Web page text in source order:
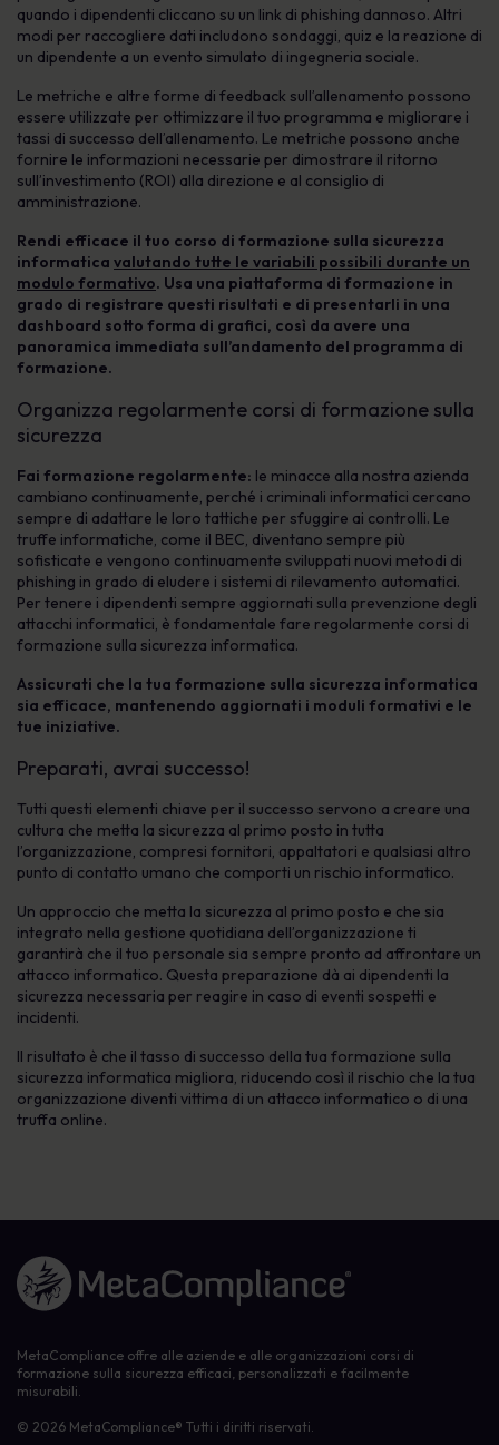
quando i dipendenti cliccano su un link di phishing dannoso. Altri
modi per raccogliere dati includono sondaggi, quiz e la reazione di
un dipendente a un evento simulato di ingegneria sociale.
Le metriche e altre forme di feedback sull’allenamento possono
essere utilizzate per ottimizzare il tuo programma e migliorare i
tassi di successo dell’allenamento. Le metriche possono anche
fornire le informazioni necessarie per dimostrare il ritorno
sull’investimento (ROI) alla direzione e al consiglio di
amministrazione.
Rendi efficace il tuo corso di formazione sulla sicurezza
informatica valutando tutte le variabili possibili durante un
modulo formativo. Usa una piattaforma di formazione in
grado di registrare questi risultati e di presentarli in una
dashboard sotto forma di grafici, così da avere una
panoramica immediata sull’andamento del programma di
formazione.
Organizza regolarmente corsi di formazione sulla
sicurezza
Fai formazione regolarmente: le minacce alla nostra azienda
cambiano continuamente, perché i criminali informatici cercano
sempre di adattare le loro tattiche per sfuggire ai controlli. Le
truffe informatiche, come il BEC, diventano sempre più
sofisticate e vengono continuamente sviluppati nuovi metodi di
phishing in grado di eludere i sistemi di rilevamento automatici.
Per tenere i dipendenti sempre aggiornati sulla prevenzione degli
attacchi informatici, è fondamentale fare regolarmente corsi di
formazione sulla sicurezza informatica.
Assicurati che la tua formazione sulla sicurezza informatica
sia efficace, mantenendo aggiornati i moduli formativi e le
tue iniziative.
Preparati, avrai successo!
Tutti questi elementi chiave per il successo servono a creare una
cultura che metta la sicurezza al primo posto in tutta
l’organizzazione, compresi fornitori, appaltatori e qualsiasi altro
punto di contatto umano che comporti un rischio informatico.
Un approccio che metta la sicurezza al primo posto e che sia
integrato nella gestione quotidiana dell’organizzazione ti
garantirà che il tuo personale sia sempre pronto ad affrontare un
attacco informatico. Questa preparazione dà ai dipendenti la
sicurezza necessaria per reagire in caso di eventi sospetti e
incidenti.
Il risultato è che il tasso di successo della tua formazione sulla
sicurezza informatica migliora, riducendo così il rischio che la tua
organizzazione diventi vittima di un attacco informatico o di una
truffa online.
Link alla homepage
MetaCompliance offre alle aziende e alle organizzazioni corsi di
formazione sulla sicurezza efficaci, personalizzati e facilmente
misurabili.
© 2026 MetaCompliance® Tutti i diritti riservati.